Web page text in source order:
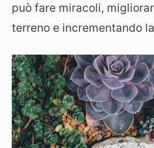
può fare miracoli,
terreno e incrementando